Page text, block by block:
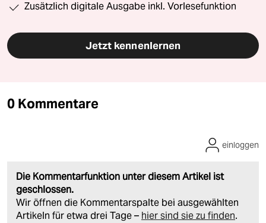
Zusätzlich digitale Ausgabe inkl. Vorlesefunktion
Jetzt kennenlernen
0 Kommentare
Die Kommentarfunktion unter diesem Artikel ist
geschlossen.
Wir öffnen die Kommentarspalte bei ausgewählten
Artikeln für etwa drei Tage – hier sind sie zu finden.
einloggen